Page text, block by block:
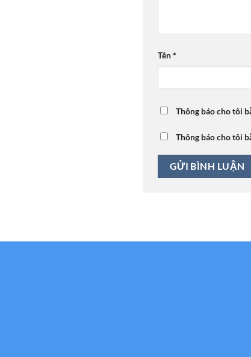
Tên*
Thông báo cho tôi
Thông báo cho tôi